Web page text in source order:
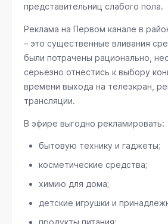
представительниц слабого пола.
Реклама на Первом канале в
– это существенные вливания
были потрачены рационально,
серьёзно отнестись к выбору
времени выхода на телеэкран,
трансляции.
В эфире выгодно рекламировать:
бытовую технику и гаджеты;
косметические средства;
химию для дома;
детские игрушки и